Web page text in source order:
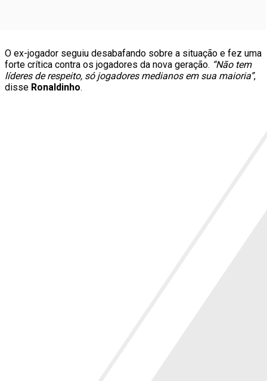
O ex-jogador seguiu desabafando sobre a situação e fez uma
forte crítica contra os jogadores da nova geração. “Não tem
líderes de respeito, só jogadores medianos em sua maioria”,
disse Ronaldinho.